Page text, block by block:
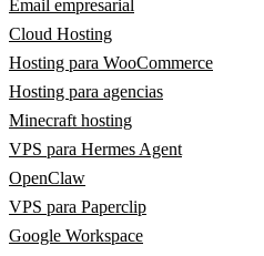
Email empresarial
Cloud Hosting
Hosting para WooCommerce
Hosting para agencias
Minecraft hosting
VPS para Hermes Agent
OpenClaw
VPS para Paperclip
Google Workspace